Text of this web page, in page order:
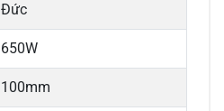
Đức
650W
100mm